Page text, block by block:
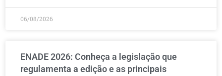
06/08/2026
ENADE 2026: Conheça a legislação que
regulamenta a edição e as principais